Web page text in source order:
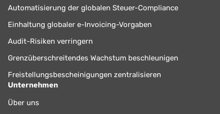
Automatisierung der globalen Steuer-Compliance
Einhaltung globaler e-Invoicing-Vorgaben
Audit-Risiken verringern
Grenzüberschreitendes Wachstum beschleunigen
Freistellungsbescheinigungen zentralisieren
Unternehmen
Über uns